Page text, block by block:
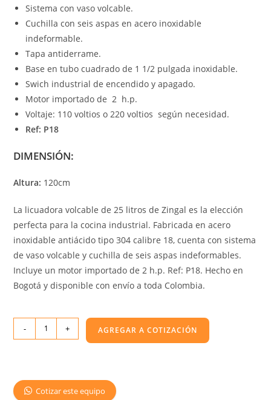
Sistema con vaso volcable.
Cuchilla con seis aspas en acero inoxidable
indeformable.
Tapa antiderrame.
Base en tubo cuadrado de 1 1/2 pulgada inoxidable.
Swich industrial de encendido y apagado.
Motor importado de 2 h.p.
Voltaje: 110 voltios o 220 voltios según necesidad.
Ref: P18
DIMENSIÓN:
Altura: 120cm
La licuadora volcable de 25 litros de Zingal es la elección
perfecta para la cocina industrial. Fabricada en acero
inoxidable antiácido tipo 304 calibre 18, cuenta con sistema
de vaso volcable y cuchilla de seis aspas indeformables.
Incluye un motor importado de 2 h.p. Ref: P18. Hecho en
Bogotá y disponible con envío a toda Colombia.
- + AGREGAR A COTIZACIÓN
Cotizar este equipo